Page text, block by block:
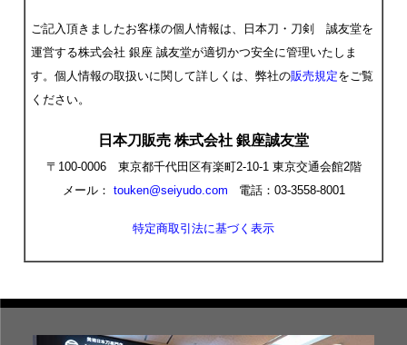
ご記入頂きましたお客様の個人情報は、日本刀・刀剣 誠友堂を
運営する株式会社 銀座 誠友堂が適切かつ安全に管理いたしま
す。個人情報の取扱いに関して詳しくは、弊社の販売規定をご覧
ください。
日本刀販売 株式会社 銀座誠友堂
〒100-0006 東京都千代田区有楽町2-10-1 東京交通会館2階
メール： touken@seiyudo.com 電話：03-3558-8001
特定商取引法に基づく表示